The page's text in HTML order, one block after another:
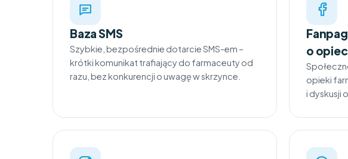
Baza SMS
Szybkie, bezpośrednie dotarcie SMS-em –
krótki komunikat trafiający do farmaceuty od
razu, bez konkurencji o uwagę w skrzynce.
o
opieki
i dyskusji